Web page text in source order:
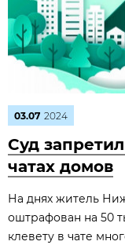
03.07 2024
Суд
чатах домов
На днях житель
оштрафован на 50
клевету в чате